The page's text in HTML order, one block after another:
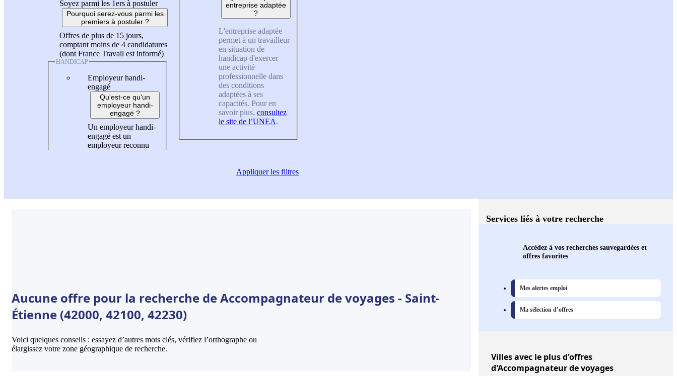
Soyez parmi les 1ers à postuler
Pourquoi serez-vous parmi les
premiers à postuler ?
Offres de plus de 15 jours,
comptant moins de 4 candidatures
(dont France Travail est informé)
HANDICAP
Employeur handi-
engagé
Qu'est-ce qu'un
employeur handi-
engagé ?
Un employeur handi-
engagé est un
employeur reconnu
entreprise adaptée
?
L'entreprise adaptée
permet à un travailleur
en situation de
handicap d'exercer
une activité
professionnelle dans
des conditions
adaptées à ses
capacités. Pour en
savoir plus, consultez
le site de l’UNEA.
Appliquerles filtres
Aucune offre pour la recherche de Accompagnateur de voyages - Saint-
Étienne (42000, 42100, 42230)
Voici quelques conseils : essayez d’autres mots clés, vérifiez l’orthographe ou
élargissez votre zone géographique de recherche.
Services liés à votre recherche
Accédez à vos recherches sauvegardées et
offres favorites
Mes alertes emploi
Ma sélection d’offres
Villesavec le plus d'offres
d'Accompagnateur de voyages